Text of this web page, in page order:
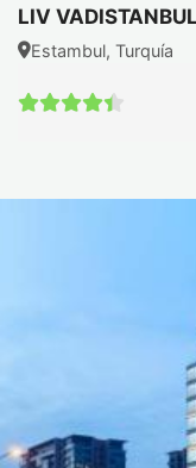
ocurre, sin
La primera cita no
Seguir una
previo a la
Evitar el alcohol
afecta la
Llegar en
LIV VADISTANBUL
Estambul, Turquía
4.4 / 5